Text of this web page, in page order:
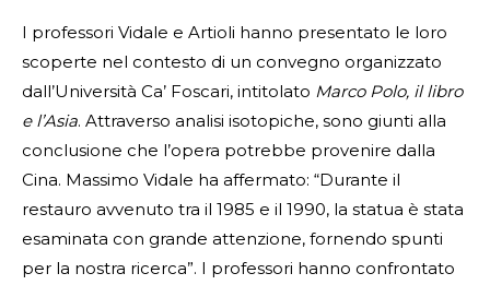
I professori Vidale e Artioli hanno presentato le loro
scoperte nel contesto di un convegno organizzato
dall’Università Ca’ Foscari, intitolato Marco Polo, il libro
e l’Asia. Attraverso analisi isotopiche, sono giunti alla
conclusione che l’opera potrebbe provenire dalla
Cina. Massimo Vidale ha affermato: “Durante il
restauro avvenuto tra il 1985 e il 1990, la statua è stata
esaminata con grande attenzione, fornendo spunti
per la nostra ricerca”. I professori hanno confrontato